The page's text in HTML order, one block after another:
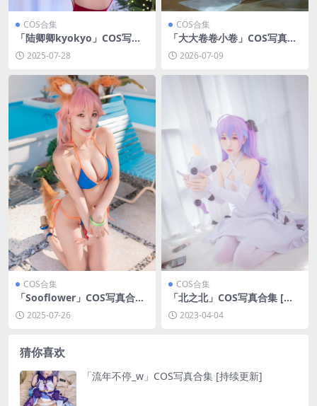
COS合集
「陆卿卿kyokyo」COS写真
合集 [持续更新]
2025-07-28
COS合集
「大大卷卷小卷」COS写真合
集 [持续更新]
2026-07-09
COS合集
「Sooflower」COS写真合集
[持续更新]
2025-07-26
COS合集
「北之北」COS写真合集 [持
续更新]
2023-04-04
猜你喜欢
「流年不停_w」COS写真合集 [持续更新]